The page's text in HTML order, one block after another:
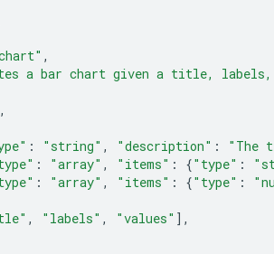
,
a bar chart given a title, labels,
,
: "string" , "description" : "The
: "array" , "items" : {"type" :
: "array" , "items" : {"type" :
, "labels" , "values" ],